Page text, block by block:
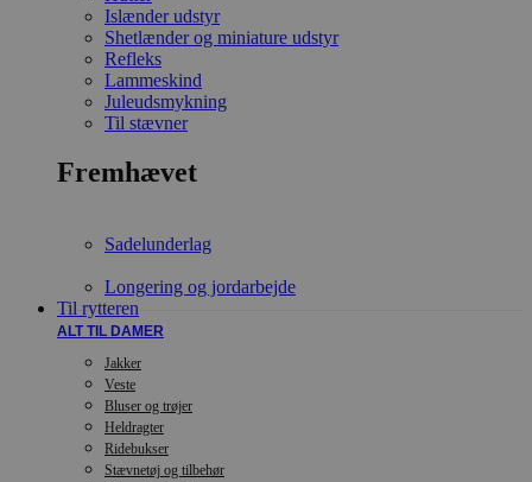
Islænder udstyr
Shetlænder og miniature udstyr
Refleks
Lammeskind
Juleudsmykning
Til stævner
Fremhævet
Sadelunderlag
Longering og jordarbejde
Til rytteren
ALT TIL DAMER
Jakker
Veste
Bluser og trøjer
Heldragter
Ridebukser
Stævnetøj og tilbehør